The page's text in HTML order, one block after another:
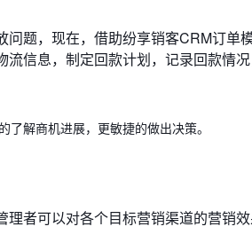
问题，现在，借助纷享销客CRM订
信息，制定回款计划，记录回款情况
解商机进展，更敏捷的做出决策。
理者可以对各个目标营销渠道的营销